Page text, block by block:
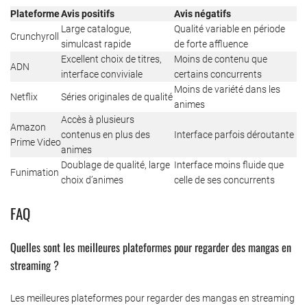
PlateformeAvis positifs Avis négatifs
Crunchyroll
Large catalogue,
simulcast rapide
Qualité variable en période
de forte affluence
ADN
Excellent choix de titres,
interface conviviale
Moins de contenu que
certains concurrents
Netflix Séries originales de qualité
Moins de variété dans les
animes
Amazon
Prime Video
Accès à plusieurs
contenus en plus des
animes
Interface parfois déroutante
Funimation
Doublage de qualité, large
choix d’animes
Interface moins fluide que
celle de ses concurrents
FAQ
Quelles sont les meilleures plateformes pour regarder des mangas en
streaming ?
Les meilleures plateformes pour regarder des mangas en streaming